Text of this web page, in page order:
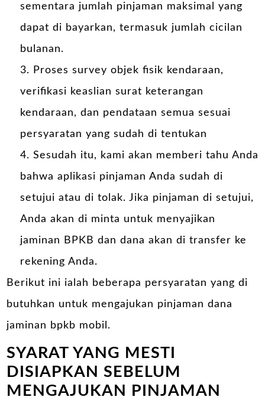
sementara jumlah pinjaman maksimal yang
dapat di bayarkan, termasuk jumlah cicilan
bulanan.
Proses survey objek fisik kendaraan,
verifikasi keaslian surat keterangan
kendaraan, dan pendataan semua sesuai
persyaratan yang sudah di tentukan
Sesudah itu, kami akan memberi tahu Anda
bahwa aplikasi pinjaman Anda sudah di
setujui atau di tolak. Jika pinjaman di setujui,
Anda akan di minta untuk menyajikan
jaminan BPKB dan dana akan di transfer ke
rekening Anda.
Berikut ini ialah beberapa persyaratan yang di
butuhkan untuk mengajukan pinjaman dana
jaminan bpkb mobil.
SYARAT YANG MESTI
DISIAPKAN SEBELUM
MENGAJUKAN PINJAMAN